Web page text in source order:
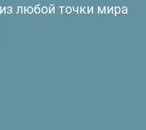
любой точки мира